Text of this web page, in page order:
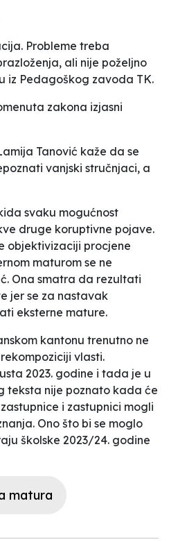
Probleme treba
ali nije poželjno
iz Pedagoškog zavoda TK.
zakona izjasni
Tanović kaže da se
vanjski stručnjaci, a
svaku mogućnost
druge koruptivne pojave.
objektivizaciji procjene
maturom se ne
Ona smatra da rezultati
jer se za nastavak
eksterne mature.
kantonu trenutno ne
vlasti.
2023. godine i tada je u
teksta nije poznato kada će
i zastupnici mogli
Ono što bi se moglo
školske 2023/24. godine
matura